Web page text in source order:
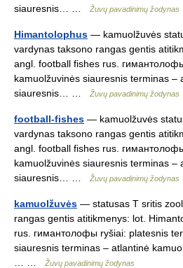
siauresnis… …
Žuvų pavadinimų žodynas
Himantolophus — kamuolžuvės
vardynas taksono rangas gentis
angl. football fishes rus.
kamuolžuvinės siauresnis terminas –
siauresnis… …
Žuvų pavadinimų žodynas
football-fishes — kamuolžuvės
vardynas taksono rangas gentis
angl. football fishes rus.
kamuolžuvinės siauresnis terminas –
siauresnis… …
Žuvų pavadinimų žodynas
kamuolžuvės — statusas T sritis
rangas gentis atitikmenys: lot.
rus. гимантолофы ryšiai: platesnis
siauresnis terminas – atlantinė
Žuvų pavadinimų žodynas